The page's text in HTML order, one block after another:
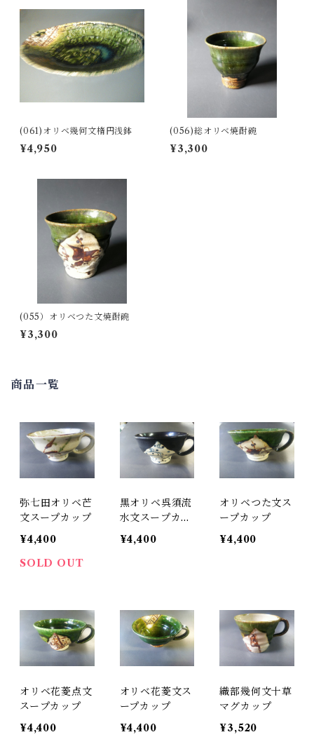
(061)オリベ幾何文楕円浅鉢
¥4,950
(056)総オリベ焼酎碗
¥3,300
(055）オリベつた文焼酎碗
¥3,300
商品一覧
弥七田オリベ芒
文スープカップ
¥4,400
SOLD OUT
黒オリベ呉須流
水文スープカッ
プ
¥4,400
オリベつた文ス
ープカップ
¥4,400
オリベ花菱点文
スープカップ
¥4,400
オリベ花菱文ス
ープカップ
¥4,400
織部幾何文十草
マグカップ
¥3,520